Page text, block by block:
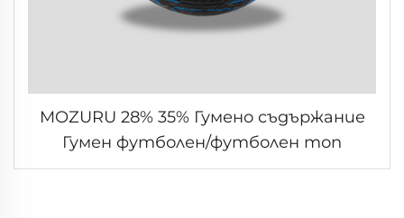
MOZURU 28% 35% Гумено съдържание
Гумен футболен/футболен топ